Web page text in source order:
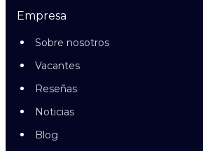
Empresa
Sobre nosotros
Vacantes
Reseñas
Noticias
Blog